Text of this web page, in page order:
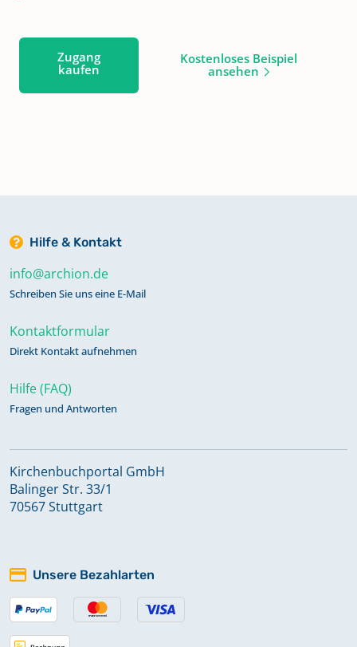
Zugang
kaufen
Kostenloses Beispiel
ansehen
Hilfe & Kontakt
info@archion.de
Schreiben Sie uns eine E-Mail
Kontaktformular
Direkt Kontakt aufnehmen
Hilfe (FAQ)
Fragen und Antworten
Kirchenbuchportal GmbH
Balinger Str. 33/1
70567 Stuttgart
Unsere Bezahlarten